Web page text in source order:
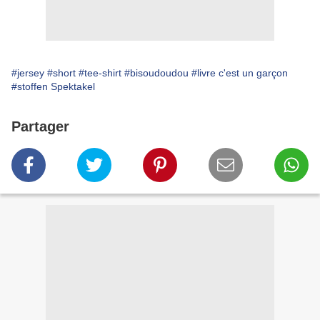
#jersey #short #tee-shirt #bisoudoudou #livre c'est un garçon
#stoffen Spektakel
Partager